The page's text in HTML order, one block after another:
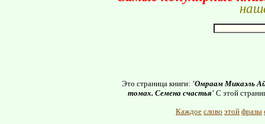
Это страница книги: 'Омраам Микаэль
томах. Семена счастья'С этой
Каждое слово этой фразы